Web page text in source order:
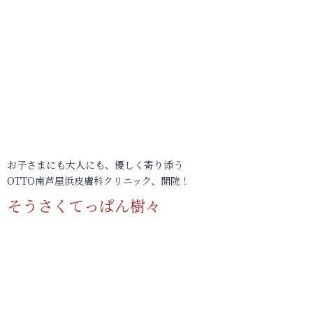
お子さまにも大人にも、優しく寄り添う
OTTO南芦屋浜皮膚科クリニック、開院！
そうさくてっぱん樹々